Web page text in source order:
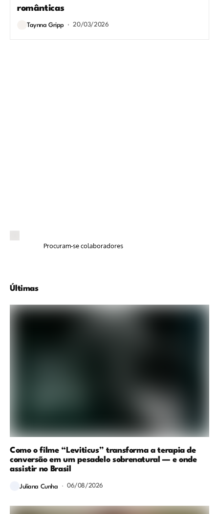
românticas
Taynna Gripp 20/03/2026
Procuram-se colaboradores
Últimas
Como o filme “Leviticus” transforma a terapia de
conversão em um pesadelo sobrenatural — e onde
assistir no Brasil
Juliana Cunha 06/08/2026